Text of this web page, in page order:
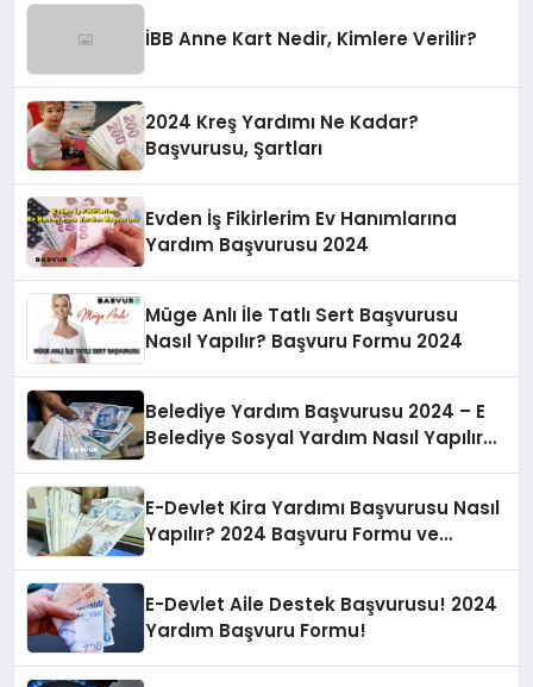
İBB Anne Kart Nedir, Kimlere Verilir?
2024 Kreş Yardımı Ne Kadar?
Başvurusu, Şartları
Evden İş Fikirlerim Ev Hanımlarına
Yardım Başvurusu 2024
Müge Anlı İle Tatlı Sert Başvurusu
Nasıl Yapılır? Başvuru Formu 2024
Belediye Yardım Başvurusu 2024 – E
Belediye Sosyal Yardım Nasıl Yapılır?
Detaylar…
E-Devlet Kira Yardımı Başvurusu Nasıl
Yapılır? 2024 Başvuru Formu ve
E-Devlet Aile Destek Başvurusu! 2024
Yardım Başvuru Formu!